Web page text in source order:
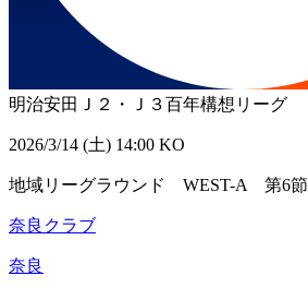
明治安田Ｊ２・Ｊ３百年構想リーグ
2026/3/14 (土) 14:00 KO
地域リーグラウンド WEST-A 第6節
奈良クラブ
奈良